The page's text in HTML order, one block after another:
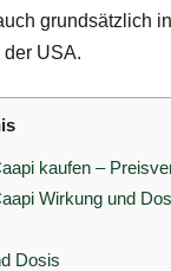
grundsätzlich
der USA.
kaufen –
Wirkung und
Dosis